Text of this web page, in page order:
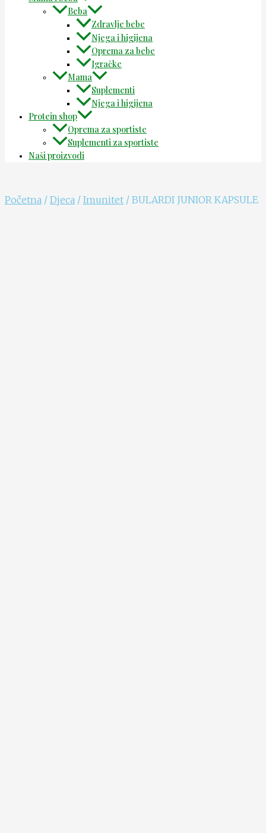
Beba
Zdravlje bebe
Njega i higijena
Oprema za bebe
Igračke
Mama
Suplementi
Njega i higijena
Protein shop
Oprema za sportiste
Suplementi za sportiste
Naši proizvodi
Početna / Djeca / Imunitet / BULARDI JUNIOR KAPSULE